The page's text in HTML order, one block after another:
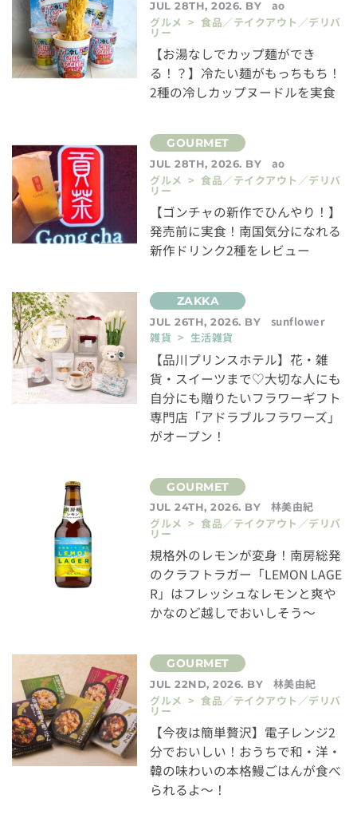
JUL 28TH, 2026. BY
ao
グルメ > 食品／テイクアウト／デリバ
リー
【お湯なしでカップ麺ができ
る！？】冷たい麺がもっちもち！
2種の冷しカップヌードルを実食
JUL 28TH, 2026. BY
ao
グルメ > 食品／テイクアウト／デリバ
リー
【ゴンチャの新作でひんやり！】
発売前に実食！南国気分になれる
新作ドリンク2種をレビュー
JUL 26TH, 2026. BY
sunflower
雑貨 > 生活雑貨
【品川プリンスホテル】花・雑
貨・スイーツまで♡大切な人にも
自分にも贈りたいフラワーギフト
専門店「アドラブルフラワーズ」
がオープン！
JUL 24TH, 2026. BY
林美由紀
グルメ > 食品／テイクアウト／デリバ
リー
規格外のレモンが変身！南房総発
のクラフトラガー「LEMON LAGE
R」はフレッシュなレモンと爽や
かなのど越しでおいしそう～
JUL 22ND, 2026. BY
林美由紀
グルメ > 食品／テイクアウト／デリバ
リー
【今夜は簡単贅沢】電子レンジ2
分でおいしい！おうちで和・洋・
韓の味わいの本格鰻ごはんが食べ
られるよ～！